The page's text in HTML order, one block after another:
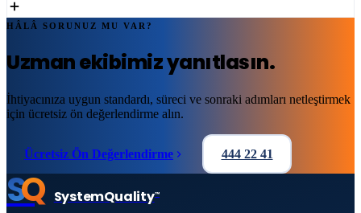
HÂLÂ SORUNUZ MU VAR?
Uzman ekibimiz yanıtlasın.
İhtiyacınıza uygun standardı, süreci ve sonraki adımları netleştirmek
için ücretsiz ön değerlendirme alın.
Ücretsiz Ön Değerlendirme 444 22 41
SQ SystemQuality™